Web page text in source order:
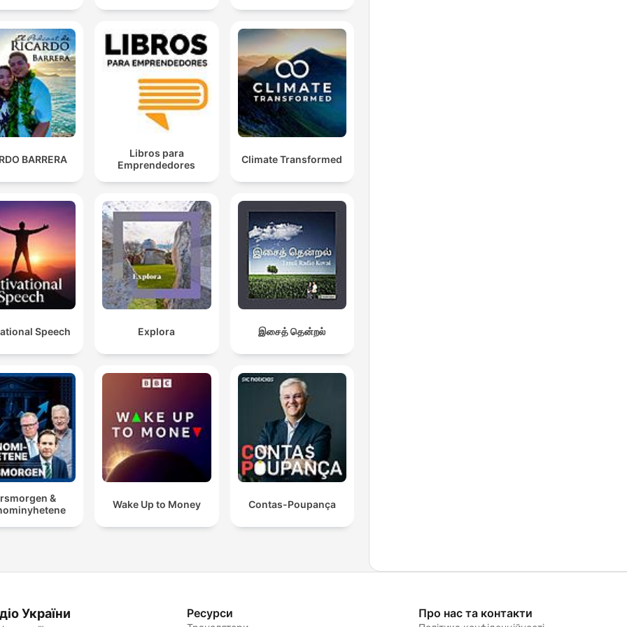
BARRERA
Libros para
Emprendedores
Climate Transformed
Speech Explora இசைத் தென்றல்
&
Wake Up to Money Contas-Poupança
України Ресурси Про нас та контакти